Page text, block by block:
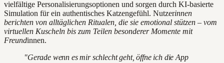
vielfältige Personalisierungsoptionen und sorgen durch KI-basierte
Simulation für ein authentisches Katzengefühl. Nutzerinnen
berichten von alltäglichen Ritualen, die sie emotional stützen – vom
virtuellen Kuscheln bis zum Teilen besonderer Momente mit
Freundinnen.
"Gerade wenn es mir schlecht geht, öffne ich die App